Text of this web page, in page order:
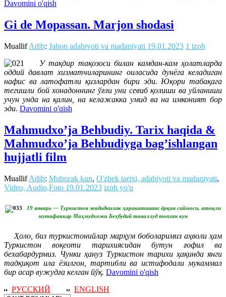
Davomini o'qish
Gi de Mopassan. Marjon shodasi
MuallifAdib: Jahon adabiyoti va madaniyati 19.01.2023 1 izoh
У тақдир тақозоси билан камдан-кам ҳолатларда
оддий давлат хизматчиларининг оиласида дунёга келадиган
нафис ва латофатли қизлардан бири эди. Юқори табақага
тегишли бой хонадоннинг ўғли уни севиб қолиши ва уйланиши
учун унда на қалин, на келажакка умид ва на имконият бор
эди. Davomini o'qish
Mahmudxo’ja Behbudiy. Tarix haqida &
Mahmudxo’ja Behbudiyga bag’ishlangan
hujjatli film
MuallifAdib: Muborak kun, O'zbek tarixi, adabiyoti va madaniyati,
Video, Audio,Foto 19.01.2023 izoh yo'q
19 январь — Туркистон жадидчилик ҳаракатининг ёрқин сиймоси, атоқли
мутафаккир Маҳмудхожа Беҳбудий таваллуд топган кун
Ҳоло, биз туркистонийлар марҳум боболаримиз аҳволи ҳам
Туркистон воқеоти тарихиясидан бутун ғофил ва
бехабардурмиз. Чунки ҳануз Туркистон тарихи ҳақинда янги
тадқиқот ила ёзилгон, тартибли ва истифодали мукаммал
бир асар вужудға келган йўқ. Davomini o'qish
РУССКИЙ
ENGLISH